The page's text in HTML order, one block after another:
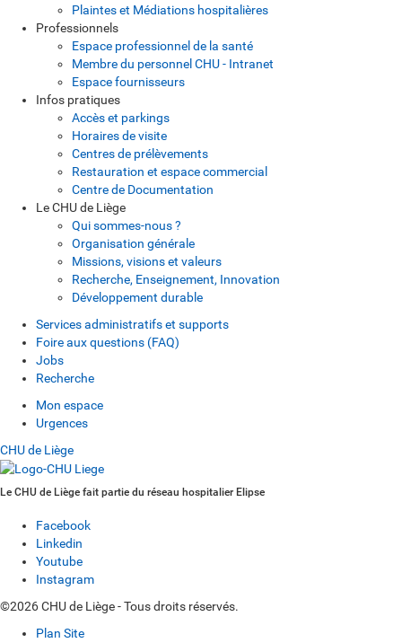
Plaintes et Médiations hospitalières
Professionnels
Espace professionnel de la santé
Membre du personnel CHU - Intranet
Espace fournisseurs
Infos pratiques
Accès et parkings
Horaires de visite
Centres de prélèvements
Restauration et espace commercial
Centre de Documentation
Le CHU de Liège
Qui sommes-nous ?
Organisation générale
Missions, visions et valeurs
Recherche, Enseignement, Innovation
Développement durable
Services administratifs et supports
Foire aux questions (FAQ)
Jobs
Recherche
Mon espace
Urgences
CHU de Liège
Le CHU de Liège fait partie du réseau hospitalier Elipse
Facebook
Linkedin
Youtube
Instagram
©2026 CHU de Liège - Tous droits réservés.
Plan Site